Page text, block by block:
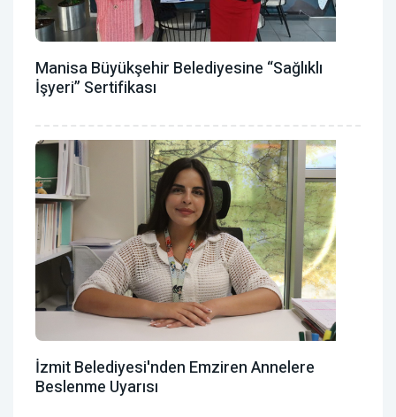
Manisa Büyükşehir Belediyesine “Sağlıklı
İşyeri” Sertifikası
İzmit Belediyesi'nden Emziren Annelere
Beslenme Uyarısı